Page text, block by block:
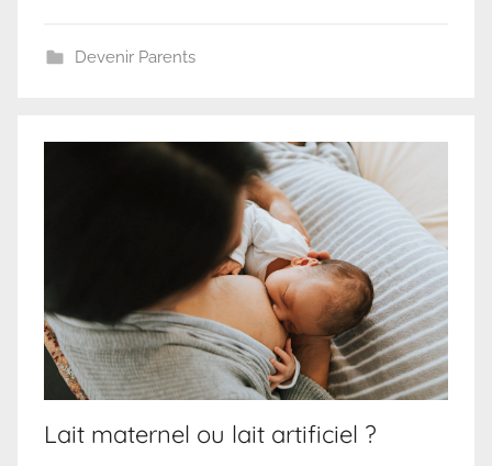
Devenir Parents
Lait maternel ou lait artificiel ?